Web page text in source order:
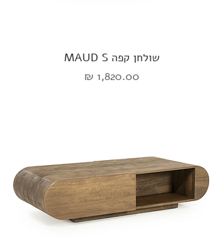
שולחן קפה MAUD S
מחיר